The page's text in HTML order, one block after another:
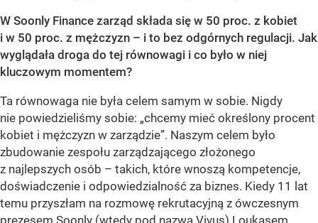
W Soonly Finance zarząd składa się w 50 proc. z kobiet
i w 50 proc. z mężczyzn – i to bez odgórnych regulacji. Jak
wyglądała droga do tej równowagi i co było w niej
kluczowym momentem?
Ta równowaga nie była celem samym w sobie. Nigdy
nie powiedzieliśmy sobie: „chcemy mieć określony procent
kobiet i mężczyzn w zarządzie”. Naszym celem było
zbudowanie zespołu zarządzającego złożonego
z najlepszych osób – takich, które wnoszą kompetencje,
doświadczenie i odpowiedzialność za biznes. Kiedy 11 lat
temu przyszłam na rozmowę rekrutacyjną z ówczesnym